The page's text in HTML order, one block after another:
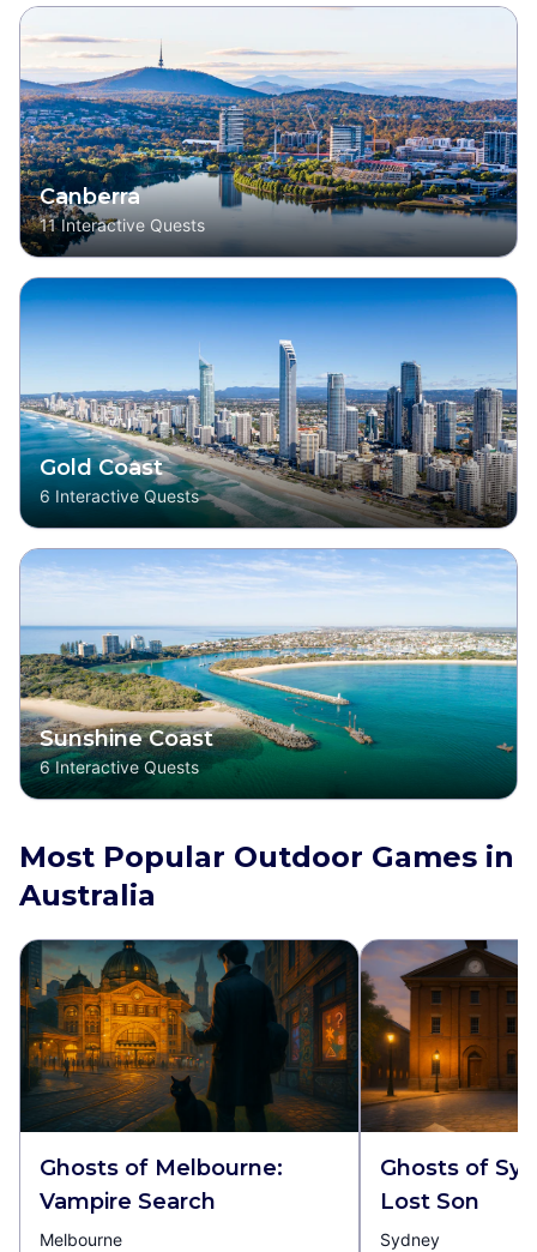
Canberra
11 Interactive Quests
Gold Coast
6 Interactive Quests
Sunshine Coast
6 Interactive Quests
Most Popular Outdoor Games in
Australia
Ghosts of Melbourne:
Vampire Search
Melbourne
Ghosts of
Lost Son
Sydney